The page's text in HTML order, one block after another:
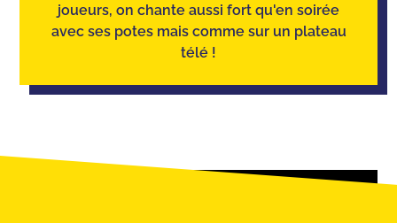
joueurs, on chante aussi fort qu'en soirée
avec ses potes mais comme sur un plateau
télé !